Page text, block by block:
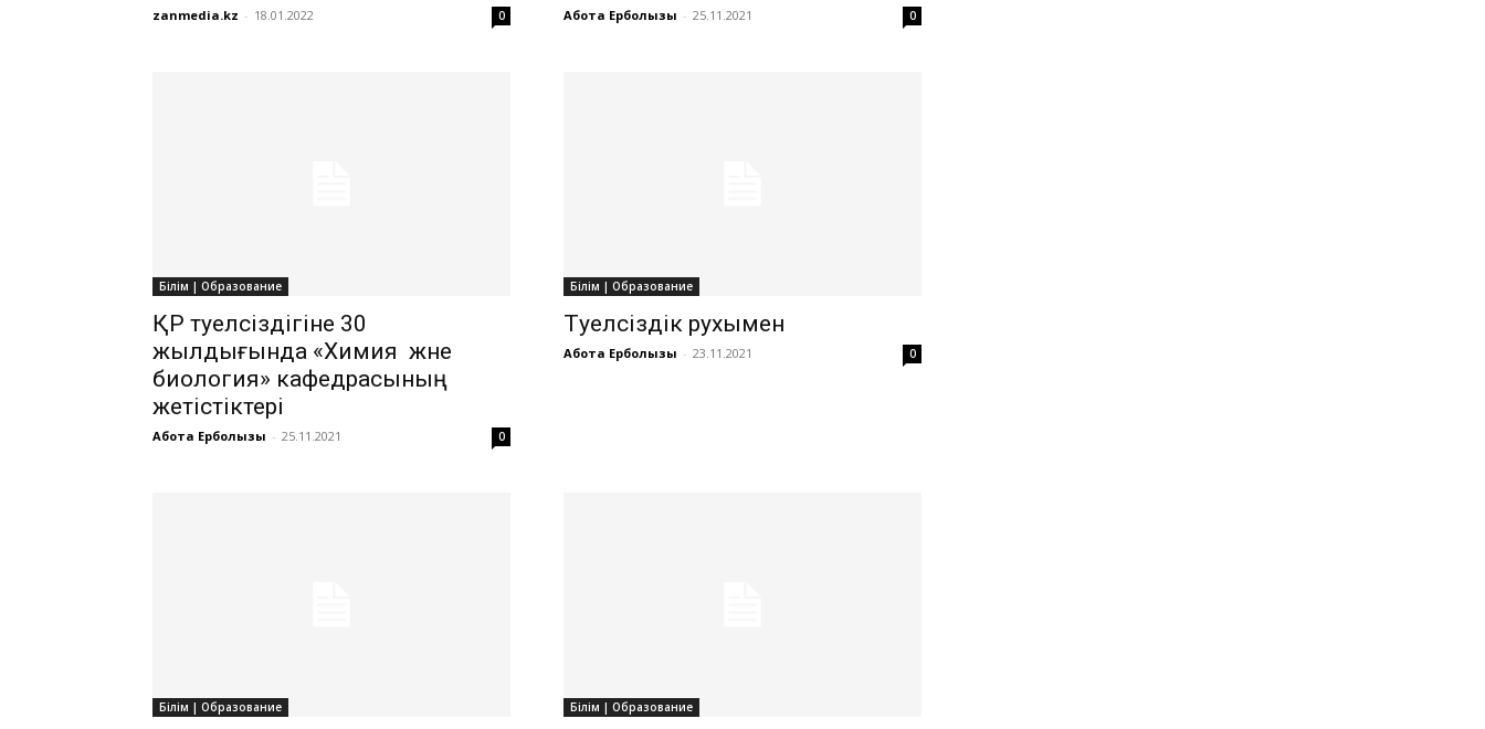
zanmedia.kz - 18.01.2022 0 Ақбота Ерболқызы - 25.11.2021 0
Білім | Образование
ҚР тәуелсіздігіне 30
жылдығында «Химия және
биология» кафедрасының
жетістіктері
Ақбота Ерболқызы - 25.11.2021 0
Білім | Образование
Тәуелсіздік рухымен
Ақбота Ерболқызы - 23.11.2021 0
Білім | Образование Білім | Образование